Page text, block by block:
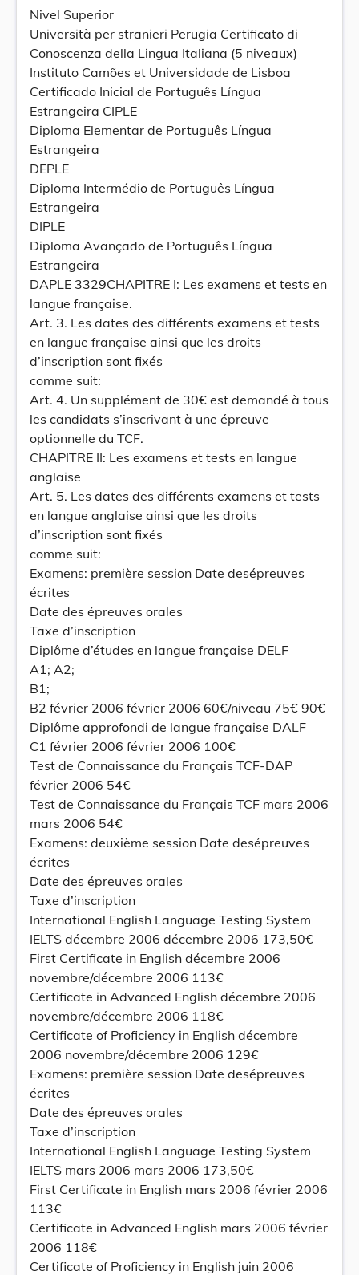
Nivel Superior
Università per stranieri Perugia Certificato di
Conoscenza della Lingua Italiana (5 niveaux)
Instituto Camões et Universidade de Lisboa
Certificado Inicial de Português Língua
Estrangeira CIPLE
Diploma Elementar de Português Língua
Estrangeira
DEPLE
Diploma Intermédio de Português Língua
Estrangeira
DIPLE
Diploma Avançado de Português Língua
Estrangeira
DAPLE 3329CHAPITRE I: Les examens et tests en
langue française.
Art. 3. Les dates des différents examens et tests
en langue française ainsi que les droits
d’inscription sont fixés
comme suit:
Art. 4. Un supplément de 30€ est demandé à tous
les candidats s’inscrivant à une épreuve
optionnelle du TCF.
CHAPITRE II: Les examens et tests en langue
anglaise
Art. 5. Les dates des différents examens et tests
en langue anglaise ainsi que les droits
d’inscription sont fixés
comme suit:
Examens: première session Date desépreuves
écrites
Date des épreuves orales
Taxe d’inscription
Diplôme d’études en langue française DELF
A1; A2;
B1;
B2 février 2006 février 2006 60€/niveau 75€ 90€
Diplôme approfondi de langue française DALF
C1 février 2006 février 2006 100€
Test de Connaissance du Français TCF-DAP
février 2006 54€
Test de Connaissance du Français TCF mars 2006
mars 2006 54€
Examens: deuxième session Date desépreuves
écrites
Date des épreuves orales
Taxe d’inscription
International English Language Testing System
IELTS décembre 2006 décembre 2006 173,50€
First Certificate in English décembre 2006
novembre/décembre 2006 113€
Certificate in Advanced English décembre 2006
novembre/décembre 2006 118€
Certificate of Proficiency in English décembre
2006 novembre/décembre 2006 129€
Examens: première session Date desépreuves
écrites
Date des épreuves orales
Taxe d’inscription
International English Language Testing System
IELTS mars 2006 mars 2006 173,50€
First Certificate in English mars 2006 février 2006
113€
Certificate in Advanced English mars 2006 février
2006 118€
Certificate of Proficiency in English juin 2006